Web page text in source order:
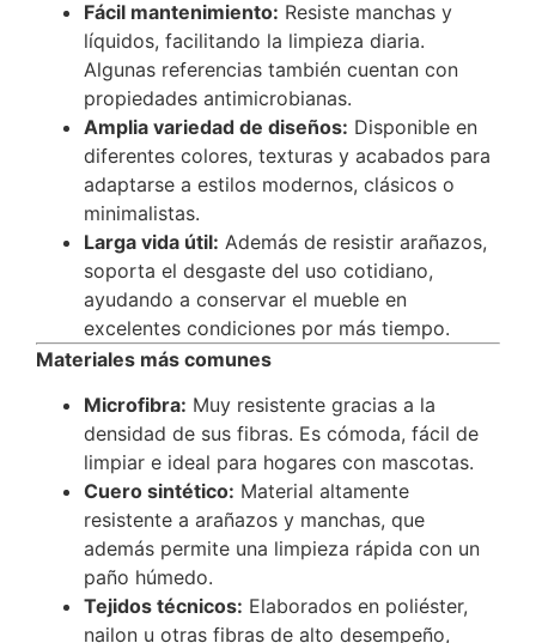
Fácil mantenimiento: Resiste manchas y
líquidos, facilitando la limpieza diaria.
Algunas referencias también cuentan con
propiedades antimicrobianas.
Amplia variedad de diseños: Disponible en
diferentes colores, texturas y acabados para
adaptarse a estilos modernos, clásicos o
minimalistas.
Larga vida útil: Además de resistir arañazos,
soporta el desgaste del uso cotidiano,
ayudando a conservar el mueble en
excelentes condiciones por más tiempo.
Materiales más comunes
Microfibra: Muy resistente gracias a la
densidad de sus fibras. Es cómoda, fácil de
limpiar e ideal para hogares con mascotas.
Cuero sintético: Material altamente
resistente a arañazos y manchas, que
además permite una limpieza rápida con un
paño húmedo.
Tejidos técnicos: Elaborados en poliéster,
nailon u otras fibras de alto desempeño,